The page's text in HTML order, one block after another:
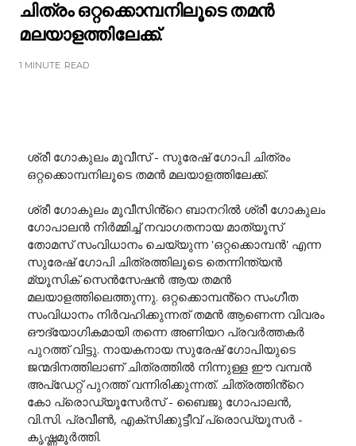
ചിത്രം ഒറ്റക്കൊമ്പനിലൂടെ തമൻ
മലയാളത്തിലേക്ക്.
1 MINUTE READ
ശ്രീ ഗോകുലം മൂവീസ് - സുരേഷ് ഗോപി ചിത്രം
ഒറ്റക്കൊമ്പനിലൂടെ തമൻ മലയാളത്തിലേക്ക്.
ശ്രീ ഗോകുലം മൂവീസിൻ്റെ ബാനറിൽ ശ്രീ ഗോകുലം
ഗോപാലൻ നിർമ്മിച്ച് നവാഗതനായ മാത്യൂസ്
തോമസ് സംവിധാനം ചെയ്യുന്ന 'ഒറ്റക്കൊമ്പൻ' എന്ന
സുരേഷ് ഗോപി ചിത്രത്തിലൂടെ തെന്നിന്ത്യൻ
മ്യൂസിക് സെൻസേഷൻ ആയ തമൻ
മലയാളത്തിലെത്തുന്നു. ഒറ്റക്കൊമ്പൻ്റെ സംഗീത
സംവിധാനം നിർവഹിക്കുന്നത് തമൻ ആണെന്ന വിവരം
ഔദ്യോഗികമായി തന്നെ അണിയറ പ്രവർത്തകർ
പുറത്ത് വിട്ടു. നായകനായ സുരേഷ് ഗോപിയുടെ
ജന്മദിനത്തിലാണ് ചിത്രത്തിൽ നിന്നുള്ള ഈ വമ്പൻ
അപ്ഡേറ്റ് പുറത്ത് വന്നിരിക്കുന്നത്. ചിത്രത്തിൻ്റെ
കോ പ്രൊഡ്യൂസേർസ് - ബൈജു ഗോപാലൻ,
വി.സി. പ്രവീൺ, എക്സിക്കുട്ടീവ് പ്രൊഡ്യൂസർ -
കൃഷ്ണമൂർത്തി.